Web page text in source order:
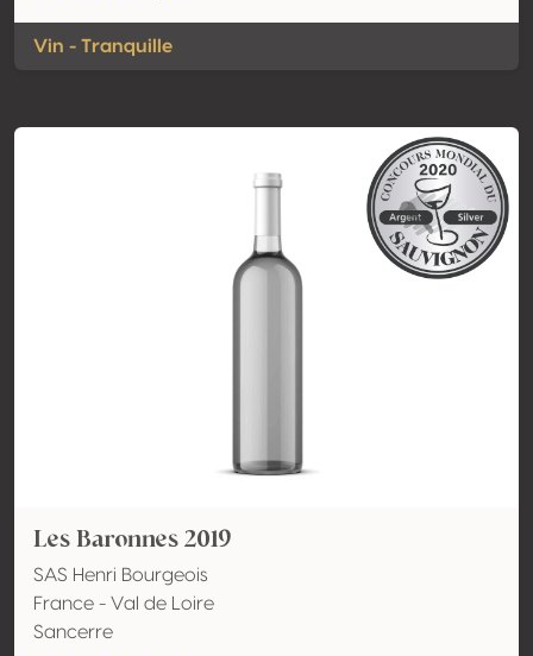
Vin - Tranquille
Les Baronnes 2019
SAS Henri Bourgeois
France - Val de Loire
Sancerre